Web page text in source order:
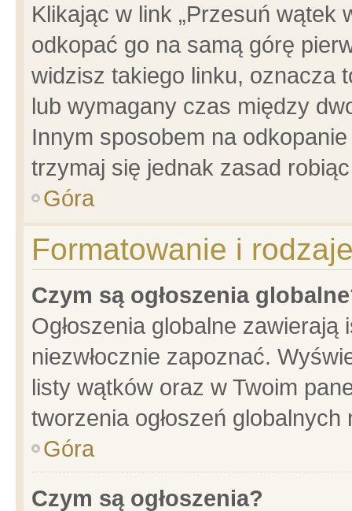
Klikając w link „Przesuń wątek
odkopać go na samą górę
widzisz takiego linku, oznacza
lub wymagany czas między
Innym sposobem na
trzymaj się jednak zasad
Góra
Formatowanie i
Czym są ogłoszenia
Ogłoszenia globalne
niezwłocznie zapoznać.
listy wątków oraz w Twoim
tworzenia ogłoszeń
Góra
Czym są ogłoszenia?